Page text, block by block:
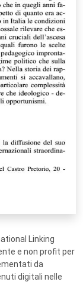
Linking
e non profit per
da
digitali nelle